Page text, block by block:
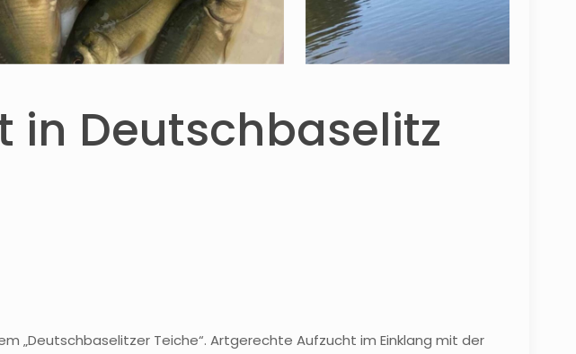
in Deutschbaselitz
„Deutschbaselitzer Teiche“. Artgerechte Aufzucht im Einklang mit der